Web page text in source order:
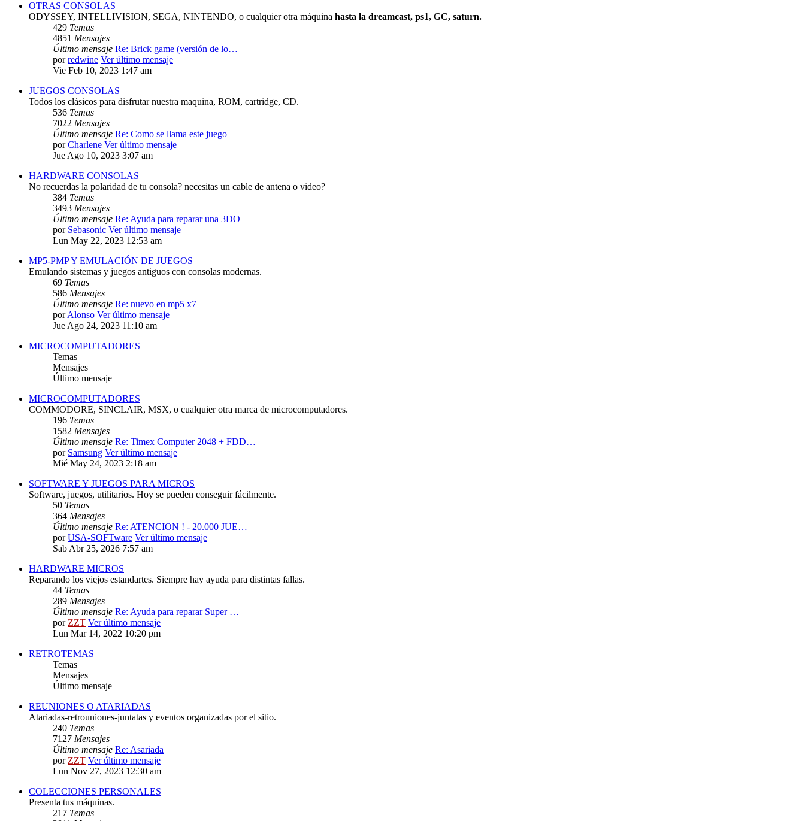
OTRAS CONSOLAS
ODYSSEY, INTELLIVISION, SEGA, NINTENDO, o cualquier otra máquina hasta la dreamcast, ps1, GC, saturn.
429 Temas
4851 Mensajes
Último mensaje Re: Brick game (versión de lo…
porredwine Ver último mensaje
Vie Feb 10, 2023 1:47 am
JUEGOS CONSOLAS
Todos los clásicos para disfrutar nuestra maquina, ROM, cartridge, CD.
536 Temas
7022 Mensajes
Último mensaje Re: Como se llama este juego
porCharlene Ver último mensaje
Jue Ago 10, 2023 3:07 am
HARDWARE CONSOLAS
No recuerdas la polaridad de tu consola? necesitas un cable de antena o video?
384 Temas
3493 Mensajes
Último mensaje Re: Ayuda para reparar una 3DO
por Sebasonic Ver último mensaje
Lun May 22, 2023 12:53 am
MP5-PMP Y EMULACIÓN DE JUEGOS
Emulando sistemas y juegos antiguos con consolas modernas.
69 Temas
586 Mensajes
Último mensaje Re: nuevo en mp5 x7
porAlonso Ver último mensaje
Jue Ago 24, 2023 11:10 am
MICROCOMPUTADORES
Temas
Mensajes
Último mensaje
MICROCOMPUTADORES
COMMODORE, SINCLAIR, MSX, o cualquier otra marca de microcomputadores.
196 Temas
1582 Mensajes
Último mensaje Re: Timex Computer 2048 + FDD…
por Samsung Ver último mensaje
Mié May 24, 2023 2:18 am
SOFTWARE Y JUEGOS PARA MICROS
Software, juegos, utilitarios. Hoy se pueden conseguir fácilmente.
50 Temas
364 Mensajes
Último mensaje Re: ATENCION ! - 20.000 JUE…
porUSA-SOFTware Ver último mensaje
Sab Abr 25, 2026 7:57 am
HARDWARE MICROS
Reparando los viejos estandartes. Siempre hay ayuda para distintas fallas.
44 Temas
289 Mensajes
Último mensaje Re: Ayuda para reparar Super …
porZZT Ver último mensaje
Lun Mar 14, 2022 10:20 pm
RETROTEMAS
Temas
Mensajes
Último mensaje
REUNIONES O ATARIADAS
Atariadas-retrouniones-juntatas y eventos organizadas por el sitio.
240 Temas
7127 Mensajes
Último mensaje Re: Asariada
porZZT Ver último mensaje
Lun Nov 27, 2023 12:30 am
COLECCIONES PERSONALES
Presenta tus máquinas.
217 Temas